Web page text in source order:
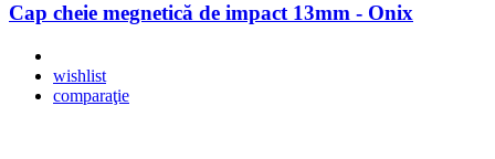
Cap cheie megnetică de impact 13mm - Onix
wishlist
comparaţie